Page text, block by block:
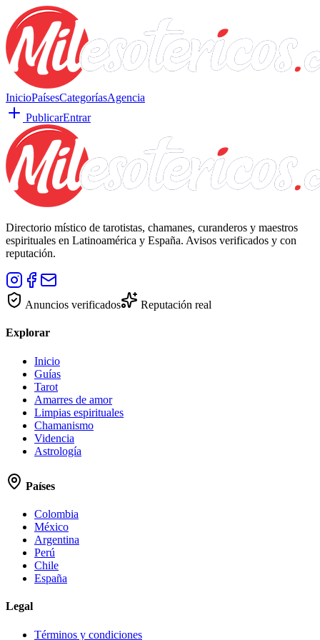
InicioPaísesCategoríasAgencia
PublicarEntrar
Directorio místico de tarotistas, chamanes, curanderos y maestros
espirituales en Latinoamérica y España. Avisos verificados y con
reputación.
Anuncios verificados Reputación real
Explorar
Inicio
Guías
Tarot
Amarres de amor
Limpias espirituales
Chamanismo
Videncia
Astrología
Países
Colombia
México
Argentina
Perú
Chile
España
Legal
Términos y condiciones